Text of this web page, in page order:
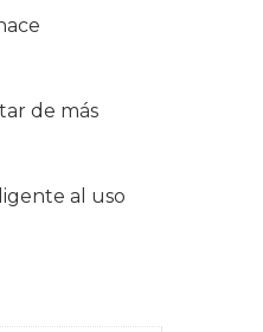
de más
al uso